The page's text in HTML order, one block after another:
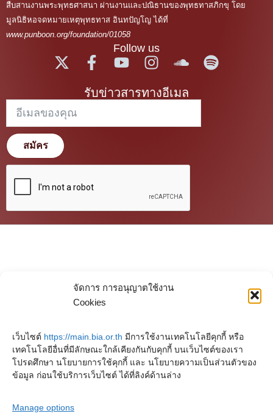
จัดการ การอนุญาตใช้งาน
Cookies
เว็บไซต์ https://main.bia.or.th มีการใช้งานเทคโนโลยีคุกกี้ หรือ
เทคโนโลยีอื่นที่มีลักษณะใกล้เคียงกันกับคุกกี้ บนเว็บไซต์ของเรา
โปรดศึกษา นโยบายการใช้คุกกี้ และ นโยบายความเป็นส่วนตัวของ
ข้อมูล ก่อนใช้บริการเว็บไซต์ ได้ที่ลิงค์ด้านล่าง
Manage options
สืบสานงานพระพุทธศาสนา ผ่านงานและปณิธานของพุทธทาสภิกขุ โดย
มูลนิธิหอจดหมายเหตุพุทธทาส อินทปัญโญ ได้ที่
www.punboon.org/foundation/01058
Follow us
รับข่าวสารทางอีเมล
สมัคร